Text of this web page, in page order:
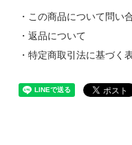
・この商品について問い
・返品について
・特定商取引法に基づく